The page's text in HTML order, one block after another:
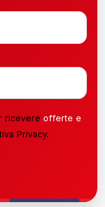
ricevere offerte e
Privacy.